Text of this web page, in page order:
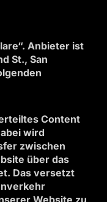
Anbieter ist
St., San
Content
wird
zwischen
über das
Das versetzt
Website zu